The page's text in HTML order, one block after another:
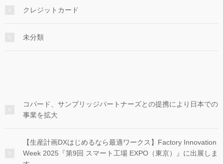
クレジットカード
未分類
コパード、サンブリッジパートナーズとの提携により日本での
事業を拡大
【生産計画DXはじめるなら最適ワークス】Factory Innovation
Week 2025『第9回 スマート工場 EXPO（東京）』に出展しま